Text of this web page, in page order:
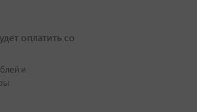
оплатить со
и